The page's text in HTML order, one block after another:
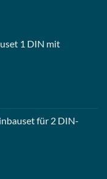
1 DIN mit
für 2 DIN-